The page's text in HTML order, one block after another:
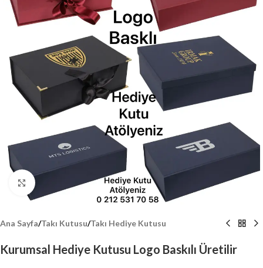
Click to enlarge
Ana Sayfa/Takı Kutusu/Takı Hediye Kutusu
Kurumsal Hediye Kutusu Logo Baskılı Üretilir